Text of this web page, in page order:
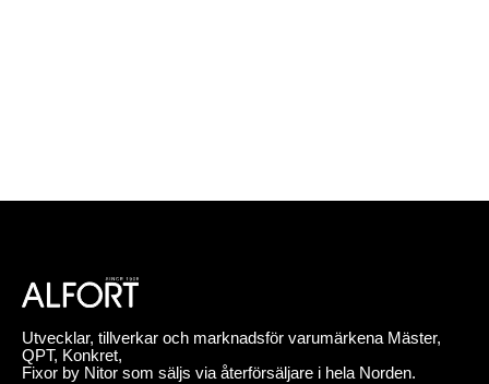
Utvecklar, tillverkar och marknadsför varumärkena Mäster,
QPT, Konkret,
Fixor by Nitor som säljs via återförsäljare i hela Norden.